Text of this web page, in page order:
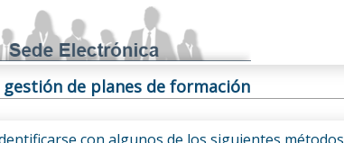
gestión de planes de formación